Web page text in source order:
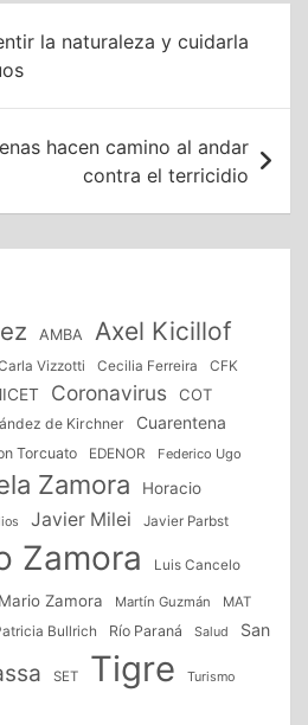
la naturaleza y cuidarla
hacen camino al andar
contra el terricidio
AMBA Axel Kicillof
Vizzotti Cecilia Ferreira CFK
Coronavirus COT
de Kirchner Cuarentena
Torcuato EDENOR Federico Ugo
Zamora
Horacio
Javier Milei Javier Parbst
Zamora Luis Cancelo
Mario Zamora Martín Guzmán
MAT
Bullrich Río Paraná Salud San
SET Tigre Turismo